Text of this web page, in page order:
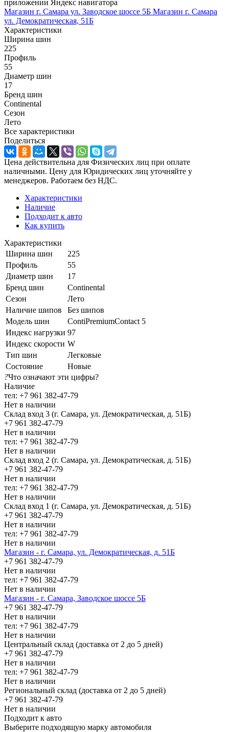
приложении Яндекс навигатора
Магазин г. Самара ул. Заводское шоссе 5Б Магазин г. Самара
ул. Демократическая, 51Б
Характеристики
Ширина шин
225
Профиль
55
Диаметр шин
17
Бренд шин
Continental
Сезон
Лето
Все характеристики
Поделиться
Цена действительна для Физических лиц при оплате
наличными. Цену для Юридических лиц уточняйте у
менеджеров. Работаем без НДС.
Характеристики
Наличие
Подходит к авто
Как купить
Характеристики
Ширина шин
225
Профиль
55
Диаметр шин
17
Бренд шин
Continental
Сезон
Лето
Наличие шипов
Без шипов
Модель шин
ContiPremiumContact 5
Индекс нагрузки 97
Индекс скорости W
Тип шин
Легковые
Состояние
Новые
?Что означают эти цифры?
Наличие
тел: +7 961 382-47-79
Нет в наличии
Склад вход 3 (г. Самара, ул. Демократическая, д. 51Б)
+7 961 382-47-79
Нет в наличии
тел: +7 961 382-47-79
Нет в наличии
Склад вход 2 (г. Самара, ул. Демократическая, д. 51Б)
+7 961 382-47-79
Нет в наличии
тел: +7 961 382-47-79
Нет в наличии
Склад вход 1 (г. Самара, ул. Демократическая, д. 51Б)
+7 961 382-47-79
Нет в наличии
тел: +7 961 382-47-79
Нет в наличии
Магазин - г. Самара, ул. Демократическая, д. 51Б
+7 961 382-47-79
Нет в наличии
тел: +7 961 382-47-79
Нет в наличии
Магазин - г. Самара, Заводское шоссе 5Б
+7 961 382-47-79
Нет в наличии
тел: +7 961 382-47-79
Нет в наличии
Центральный склад (доставка от 2 до 5 дней)
+7 961 382-47-79
Нет в наличии
тел: +7 961 382-47-79
Нет в наличии
Региональный склад (доставка от 2 до 5 дней)
+7 961 382-47-79
Нет в наличии
Подходит к авто
Выберите подходящую марку автомобиля